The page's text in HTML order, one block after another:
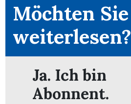
Möchten Sie
weiterlesen?
Ja. Ich bin
Abonnent.